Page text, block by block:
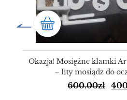
Okazja! Mosiężne klamki
– lity mosiądz do
600.00zł